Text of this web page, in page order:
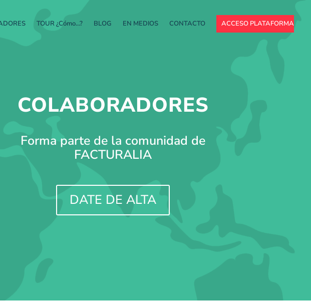
TOUR ¿Cómo…? BLOG EN MEDIOS CONTACTO ACCESO PLATAFORMA
COLABORADORES
Forma parte de la comunidad de
FACTURALIA
DATE DE ALTA